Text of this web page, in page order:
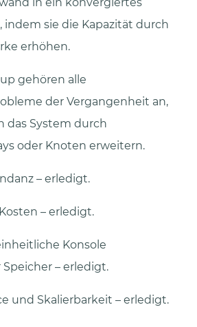
indem sie die Kapazität durch
erhöhen.
gehören alle
der Vergangenheit an,
das System durch
oder Knoten erweitern.
– erledigt.
– erledigt.
Konsole
– erledigt.
und Skalierbarkeit – erledigt.